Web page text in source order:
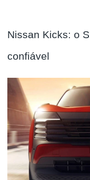
Nissan Kicks: o
confiável